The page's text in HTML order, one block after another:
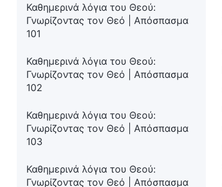
Καθημερινά λόγια του Θεού:
Γνωρίζοντας τον Θεό | Απόσπασμα
101
Καθημερινά λόγια του Θεού:
Γνωρίζοντας τον Θεό | Απόσπασμα
102
Καθημερινά λόγια του Θεού:
Γνωρίζοντας τον Θεό | Απόσπασμα
103
Καθημερινά λόγια του Θεού:
Γνωρίζοντας τον Θεό | Απόσπασμα